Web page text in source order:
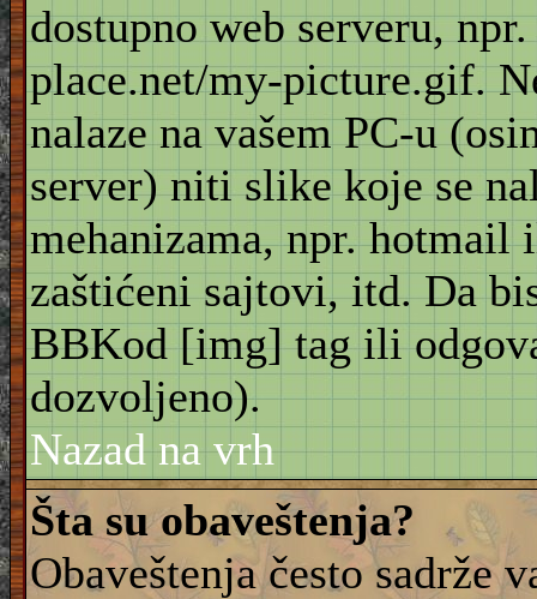
dostupno web serveru,
place.net/my-picture.gif.
nalaze na vašem PC-u
server) niti slike koje se
mehanizama, npr.
zaštićeni sajtovi, itd. Da
BBKod [img] tag ili
dozvoljeno).
Nazad na vrh
Šta su obaveštenja?
Obaveštenja često sadrže